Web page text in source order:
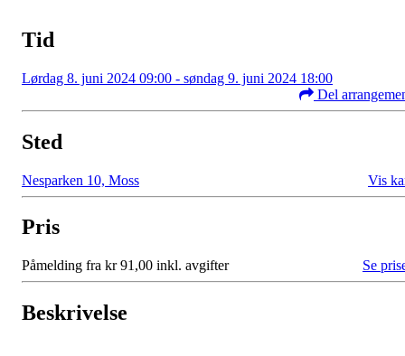
Tid
Lørdag 8. juni 2024 09:00 - søndag 9. juni 2024 18:00
Del
Sted
Nesparken 10, Moss Vis
Pris
Påmelding fra kr 91,00 inkl. avgifter Se
Beskrivelse